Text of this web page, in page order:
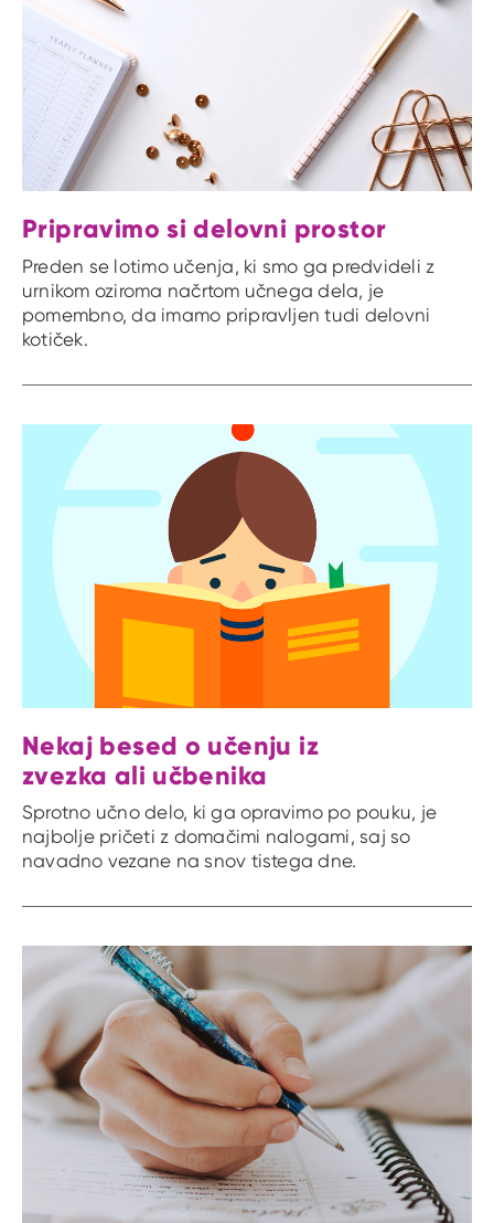
Pripravimo si delovni prostor
Preden se lotimo učenja, ki smo ga predvideli z
urnikom oziroma načrtom učnega dela, je
pomembno, da imamo pripravljen tudi delovni
kotiček.
Nekaj besed o učenju iz
zvezka ali učbenika
Sprotno učno delo, ki ga opravimo po pouku, je
najbolje pričeti z domačimi nalogami, saj so
navadno vezane na snov tistega dne.